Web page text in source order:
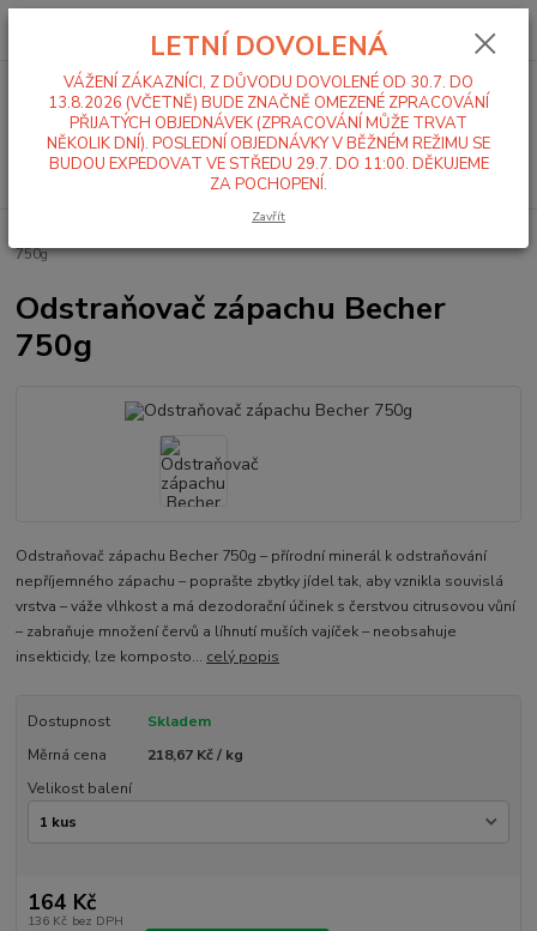
Menu
Hledat
0,00 Kč
750g
Odstraňovač zápachu Becher
750g
Odstraňovač zápachu Becher 750g – přírodní minerál k odstraňování
nepříjemného zápachu – poprašte zbytky jídel tak, aby vznikla souvislá
vrstva – váže vlhkost a má dezodorační účinek s čerstvou citrusovou vůní
– zabraňuje množení červů a líhnutí muších vajíček – neobsahuje
insekticidy, lze komposto... celý popis
Dostupnost
Skladem
Měrná cena
218,67 Kč / kg
Velikost balení
164 Kč
136 Kč bez DPH
LETNÍ DOVOLENÁ
VÁŽENÍ ZÁKAZNÍCI, Z DŮVODU DOVOLENÉ OD 30.7. DO
13.8.2026 (VČETNĚ) BUDE ZNAČNĚ OMEZENÉ ZPRACOVÁNÍ
PŘIJATÝCH OBJEDNÁVEK (ZPRACOVÁNÍ MŮŽE TRVAT
NĚKOLIK DNÍ). POSLEDNÍ OBJEDNÁVKY V BĚŽNÉM REŽIMU SE
BUDOU EXPEDOVAT VE STŘEDU 29.7. DO 11:00. DĚKUJEME
ZA POCHOPENÍ.
Zavřít